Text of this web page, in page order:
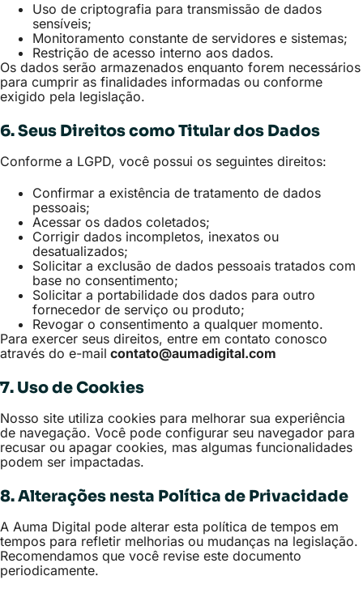
Uso de criptografia para transmissão de dados
sensíveis;
Monitoramento constante de servidores e sistemas;
Restrição de acesso interno aos dados.
Os dados serão armazenados enquanto forem necessários
para cumprir as finalidades informadas ou conforme
exigido pela legislação.
6. Seus Direitos como Titular dos Dados
Conforme a LGPD, você possui os seguintes direitos:
Confirmar a existência de tratamento de dados
pessoais;
Acessar os dados coletados;
Corrigir dados incompletos, inexatos ou
desatualizados;
Solicitar a exclusão de dados pessoais tratados com
base no consentimento;
Solicitar a portabilidade dos dados para outro
fornecedor de serviço ou produto;
Revogar o consentimento a qualquer momento.
Para exercer seus direitos, entre em contato conosco
através do e-mail contato@aumadigital.com
7. Uso de Cookies
Nosso site utiliza cookies para melhorar sua experiência
de navegação. Você pode configurar seu navegador para
recusar ou apagar cookies, mas algumas funcionalidades
podem ser impactadas.
8. Alterações nesta Política de Privacidade
A Auma Digital pode alterar esta política de tempos em
tempos para refletir melhorias ou mudanças na legislação.
Recomendamos que você revise este documento
periodicamente.